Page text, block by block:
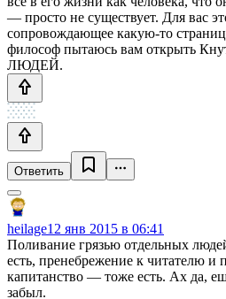
— просто не существует. Для вас
сопровождающее какую-то
философ пытаюсь вам открыть
ЛЮДЕЙ.
Ответить
heilage12 янв 2015 в 06:41
Поливание грязью отдельных
есть, пренебрежение к читателю и
капитанство — тоже есть. Ах да,
забыл.